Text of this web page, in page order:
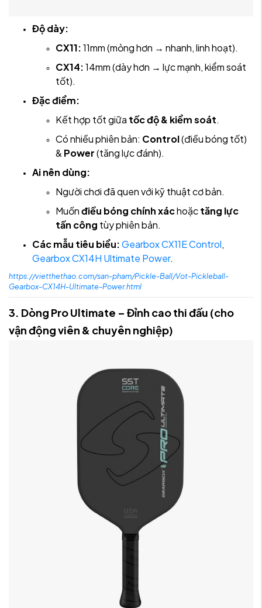
Độ dày:
CX11:11mm (mỏng hơn → nhanh, linh hoạt).
CX14:14mm (dày hơn → lực mạnh, kiểm soát
tốt).
Đặc điểm:
Kết hợp tốt giữa tốc độ & kiểm soát.
Có nhiều phiên bản: Control(điều bóng tốt)
& Power(tăng lực đánh).
Ai nên dùng:
Người chơi đã quen với kỹ thuật cơ bản.
Muốnđiều bóng chính xáchoặctăng lực
tấn công tùy phiên bản.
Các mẫu tiêu biểu:Gearbox CX11E Control,
Gearbox CX14H Ultimate Power.
https://vietthethao.com/san-pham/Pickle-Ball/Vot-Pickleball-
Gearbox-CX14H-Ultimate-Power.html
3. Dòng Pro Ultimate – Đỉnh cao thi đấu (cho
vận động viên & chuyên nghiệp)